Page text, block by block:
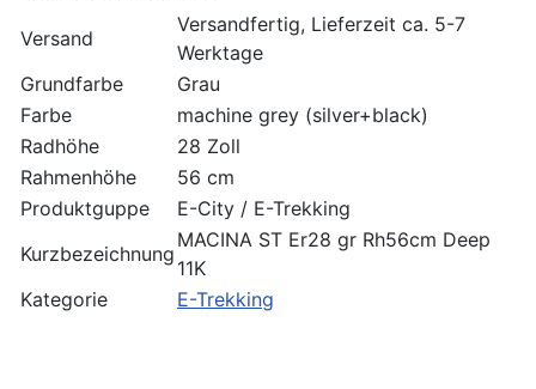
Versand
Versandfertig, Lieferzeit ca. 5-7
Werktage
Grundfarbe
Grau
Farbe
machine grey (silver+black)
Radhöhe
28 Zoll
Rahmenhöhe
56 cm
Produktguppe
E-City / E-Trekking
Kurzbezeichnung
MACINA ST Er28 gr Rh56cm Deep
11K
Kategorie
E-Trekking